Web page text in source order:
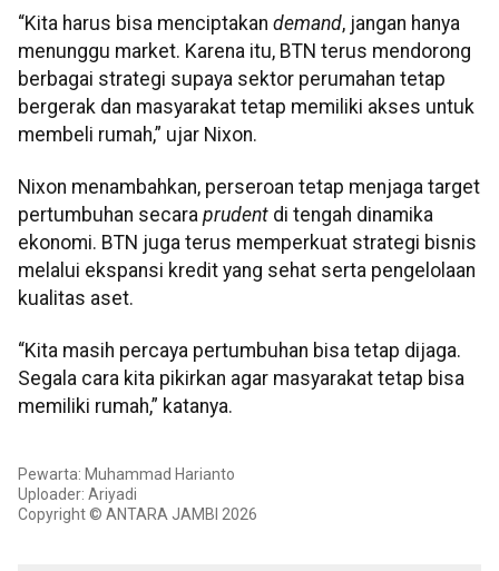
“Kita harus bisa menciptakan demand, jangan hanya
menunggu market. Karena itu, BTN terus mendorong
berbagai strategi supaya sektor perumahan tetap
bergerak dan masyarakat tetap memiliki akses untuk
membeli rumah,” ujar Nixon.
Nixon menambahkan, perseroan tetap menjaga target
pertumbuhan secara prudent di tengah dinamika
ekonomi. BTN juga terus memperkuat strategi bisnis
melalui ekspansi kredit yang sehat serta pengelolaan
kualitas aset.
“Kita masih percaya pertumbuhan bisa tetap dijaga.
Segala cara kita pikirkan agar masyarakat tetap bisa
memiliki rumah,” katanya.
Pewarta: Muhammad Harianto
Uploader: Ariyadi
Copyright © ANTARA JAMBI 2026